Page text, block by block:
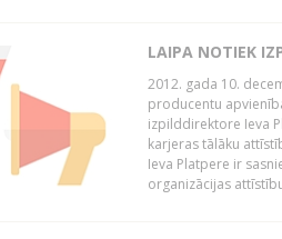
LAIPA NOTIEK
2012. gada 10.
producentu
izpilddirektore Ieva
karjeras tālāku
Ieva Platpere ir
organizācijas